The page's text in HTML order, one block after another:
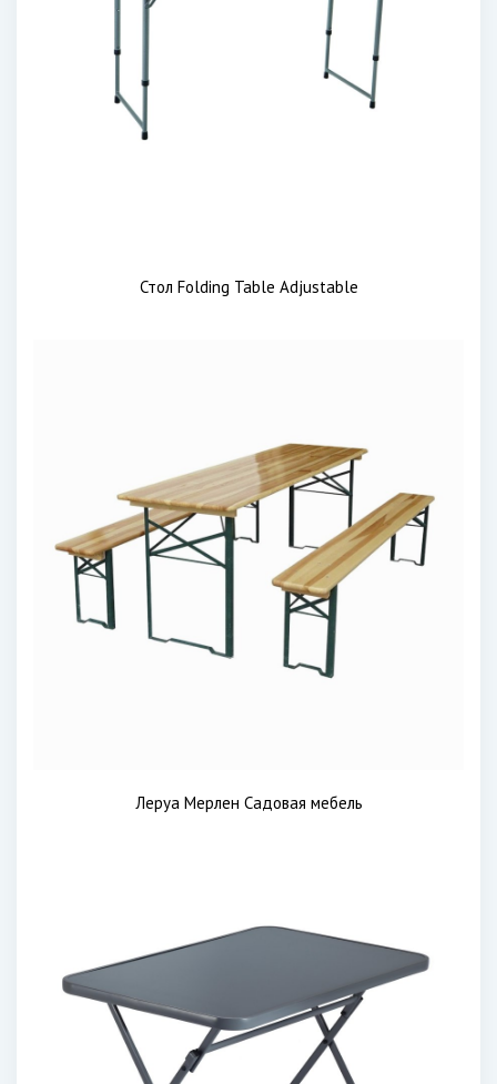
Стол Folding Table Adjustable
Леруа Мерлен Садовая мебель